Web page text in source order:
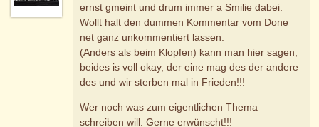
ernst gmeint und drum immer a Smilie dabei.
Wollt halt den dummen Kommentar vom Done
net ganz unkommentiert lassen.
(Anders als beim Klopfen) kann man hier sagen,
beides is voll okay, der eine mag des der andere
des und wir sterben mal in Frieden!!!
Wer noch was zum eigentlichen Thema
schreiben will: Gerne erwünscht!!!